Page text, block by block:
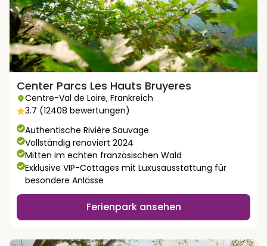
Center Parcs Les Hauts Bruyeres
Centre-Val de Loire, Frankreich
3.7 (12408 bewertungen)
Authentische Rivière Sauvage
Vollständig renoviert 2024
Mitten im echten französischen Wald
Exklusive VIP-Cottages mit Luxusausstattung für
besondere Anlässe
Ferienpark ansehen